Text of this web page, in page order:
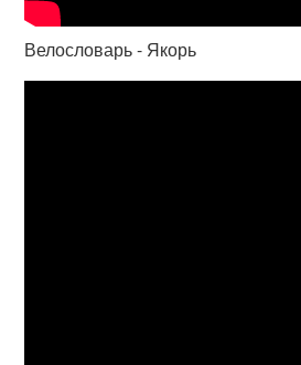
Велословарь - Якорь